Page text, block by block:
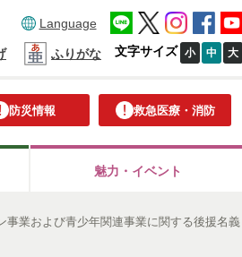
Language
ふりがな 文字サイズ 小 中 大
防災情報 救急医療・消防
魅力・イベント
業および青少年関連事業に関する後援名義